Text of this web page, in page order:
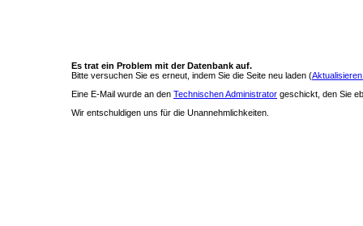
Es trat ein Problem mit der Datenbank auf.
Bitte versuchen Sie es erneut, indem Sie die Seite neu laden (
Eine E-Mail wurde an den Technischen Administrator geschickt, den Sie
Wir entschuldigen uns für die Unannehmlichkeiten.